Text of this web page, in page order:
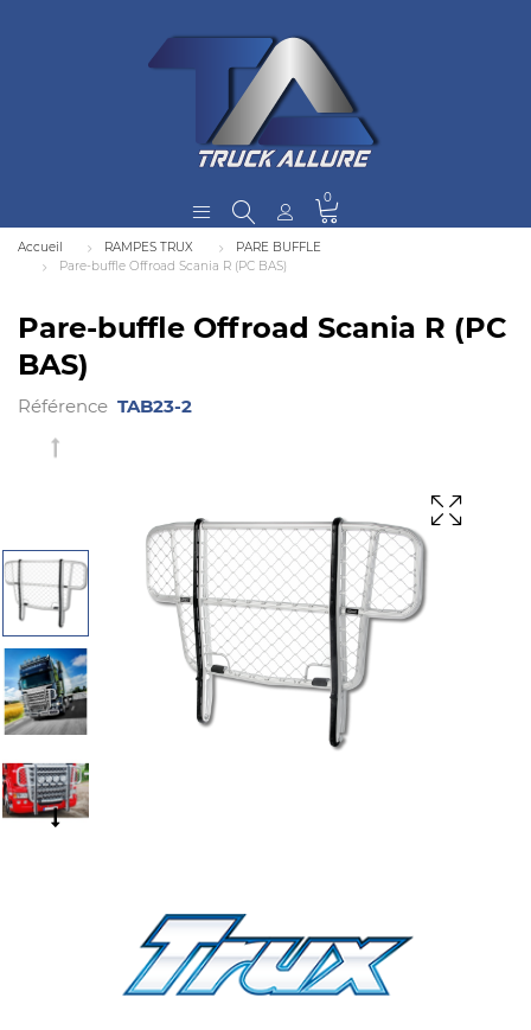
0
Accueil RAMPES TRUX
PARE BUFFLE
Pare-buffle Offroad Scania R (PC BAS)
Pare-buffle Offroad Scania R (PC
BAS)
Référence TAB23-2